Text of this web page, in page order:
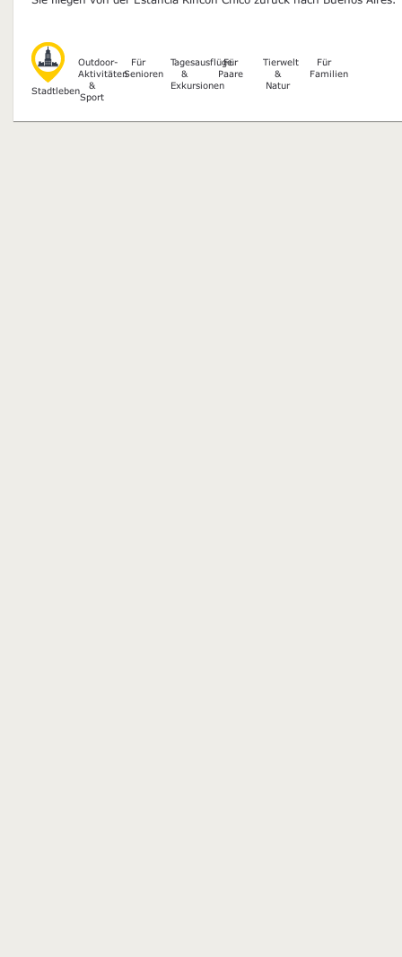
Stadtleben
Outdoor-
Aktivitäten
&
Sport
Für
Senioren
Tagesausflüge
&
Exkursionen
Für
Paare
Tierwelt
&
Natur
Für
Familien